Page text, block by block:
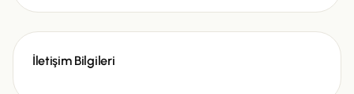
İletişim Bilgileri